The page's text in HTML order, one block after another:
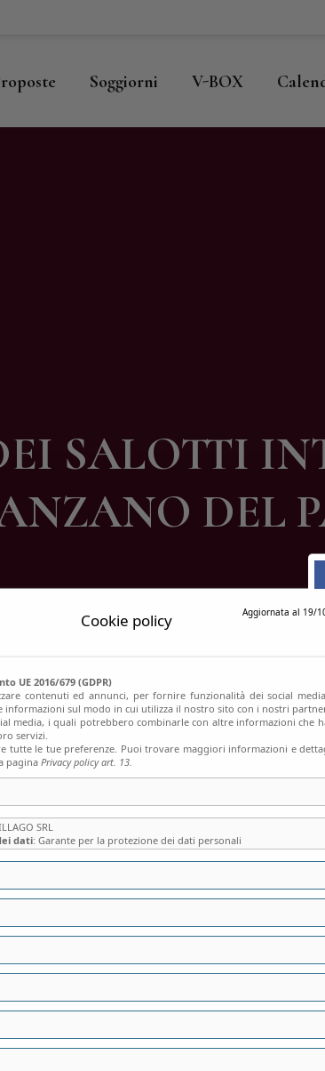
Soggiorni V-BOX
SALOTTI
DEL
VISITA SPECIALE
VILLA CARCANO
Cookie policy Aggiornata al 19/
UE 2016/679 (GDPR)
contenuti ed annunci, per fornire funzionalità dei social
sul modo in cui utilizza il nostro sito con i nostri
media, i quali potrebbero combinarle con altre informazioni che
servizi.
tutte le tue preferenze. Puoi trovare maggiori informazioni e
pagina Privacy policy art. 13.
SRL
dati: Garante per la protezione dei dati personali